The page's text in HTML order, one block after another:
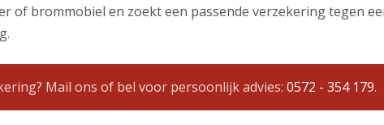
of brommobiel en zoekt een passende verzekering tegen
Mail ons of bel voor persoonlijk advies: 0572 - 354 179.